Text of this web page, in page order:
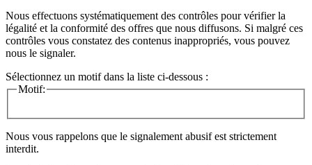
Nous effectuons systématiquement des contrôles pour vérifier la
légalité et la conformité des offres que nous diffusons. Si malgré ces
contrôles vous constatez des contenus inappropriés, vous pouvez
nous le signaler.
Sélectionnez un motif dans la liste ci-dessous :
Motif:
Nous vous rappelons que le signalement abusif est strictement
interdit.